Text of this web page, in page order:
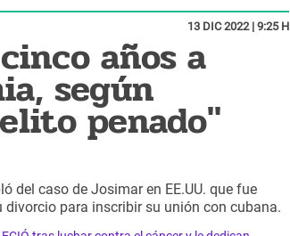
13 DIC 2022 | 9:25 H
años a
según
penado"
del caso de Josimar en EE.UU. que fue
divorcio para inscribir su unión con cubana.